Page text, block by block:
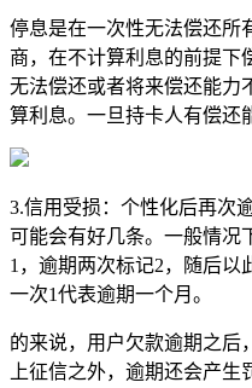
停息是在一次性无法偿还所
商，在不计算利息的前提下
无法偿还或者将来偿还能力
算利息。一旦持卡人有偿还
3.信用受损：个性化后再次
可能会有好几条。一般情况
1，逾期两次标记2，随后以
一次1代表逾期一个月。
的来说，用户欠款逾期之后
上征信之外，逾期还会产